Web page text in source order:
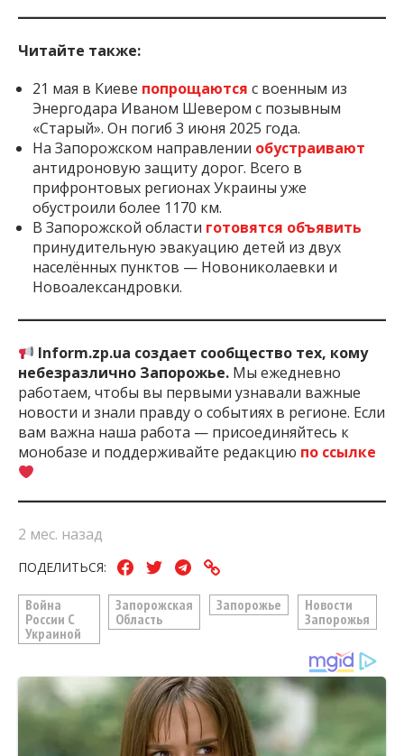
Читайте также:
21 мая в Киеве попрощаются с военным из
Энергодара Иваном Шевером с позывным
«Старый». Он погиб 3 июня 2025 года.
На Запорожском направлении обустраивают
антидроновую защиту дорог. Всего в
прифронтовых регионах Украины уже
обустроили более 1170 км.
В Запорожской области готовятся объявить
принудительную эвакуацию детей из двух
населённых пунктов — Новониколаевки и
Новоалександровки.
Inform.zp.ua создает сообщество тех, кому
небезразлично Запорожье. Мы ежедневно
работаем, чтобы вы первыми узнавали важные
новости и знали правду о событиях в регионе. Если
вам важна наша работа — присоединяйтесь к
монобазе и поддерживайте редакцию по ссылке
2 мес. назад
ПОДЕЛИТЬСЯ:
Война
России С
Украиной
Запорожская
Область
Запорожье
Новости
Запорожья